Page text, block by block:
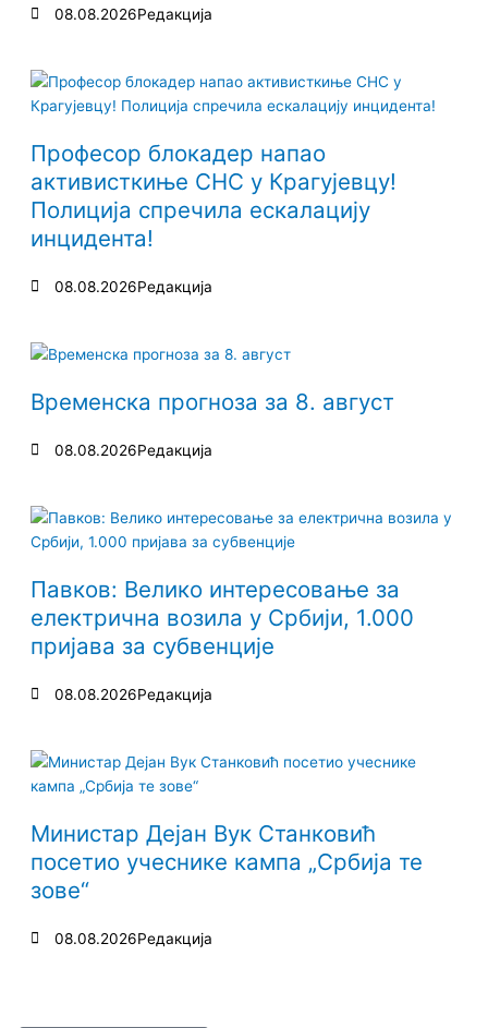
08.08.2026Редакција
Професор блокадер напао
активисткиње СНС у Крагујевцу!
Полиција спречила ескалацију
инцидента!
08.08.2026Редакција
Временска прогноза за 8. август
08.08.2026Редакција
Павков: Велико интересовање за
електрична возила у Србији, 1.000
пријава за субвенције
08.08.2026Редакција
Министар Дејан Вук Станковић
посетио учеснике кампа „Србија те
зове“
08.08.2026Редакција